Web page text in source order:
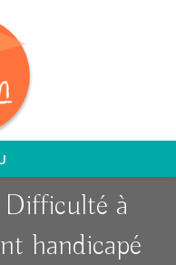
à
handicapé